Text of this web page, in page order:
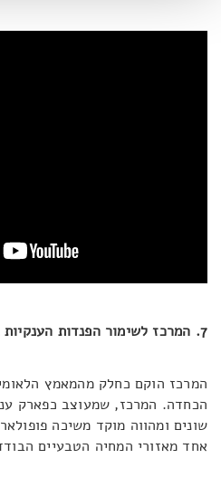
7. המרכז לשימור הפנדות הענקיות בצ'נגדו, סין
המרכז הוקם כחלק מהמאמץ
הכחדה. המרכז, שמעוצב כפארק
שונים ומהווה מוקד משיכה
אחד מאזורי המחיה הטבעיים